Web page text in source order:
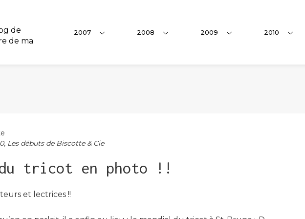
de
de ma
2007 2008 2009 2010
, Les débuts de Biscotte & Cie
tricot en photo !!
et lectrices !!